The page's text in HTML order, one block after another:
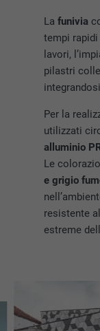
Lafunivia
tempi
lavori,
pilastri
Per la
utilizzati
alluminio
Le
e grigio
resistente
estreme